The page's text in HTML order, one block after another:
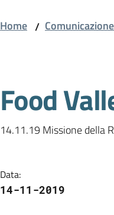
Home /
Food
14.11.19 Missione della
Data:
14-11-2019